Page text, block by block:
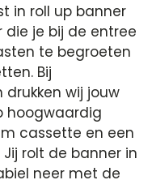
in roll up banner
je bij de entree
te begroeten
Bij
wij jouw
hoogwaardig
cassette en een
rolt de banner in
neer met de